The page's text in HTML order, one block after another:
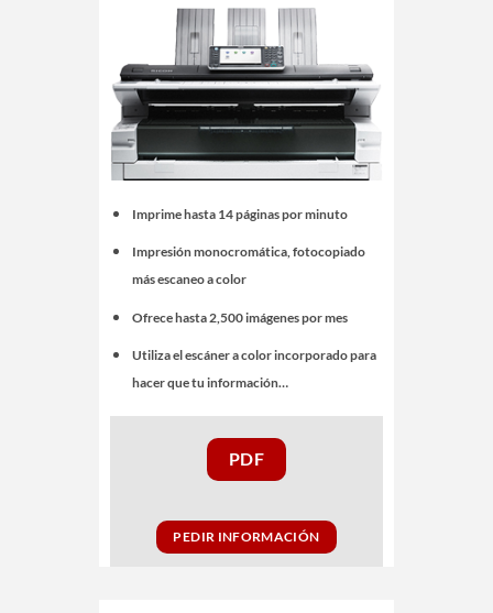
Imprime hasta 14 páginas por minuto
Impresión monocromática, fotocopiado
más escaneo a color
Ofrece hasta 2,500 imágenes por mes
Utiliza el escáner a color incorporado para
hacer que tu información…
PDF
PEDIR INFORMACIÓN